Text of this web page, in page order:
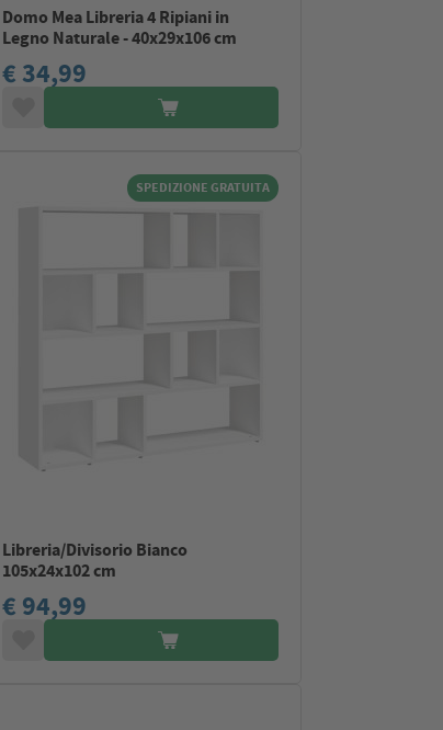
Domo Mea Libreria 4 Ripiani in
Legno Naturale - 40x29x106 cm
€ 34,99
SPEDIZIONE GRATUITA
Libreria/Divisorio Bianco
105x24x102 cm
€ 94,99